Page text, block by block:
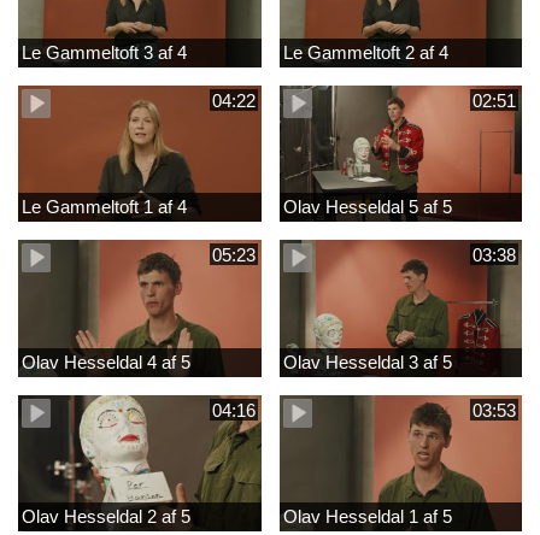
Le Gammeltoft 3 af 4 Le Gammeltoft 2 af 4
04:22
Le Gammeltoft 1 af 4
02:51
Olav Hesseldal 5 af 5
05:23
Olav Hesseldal 4 af 5
03:38
Olav Hesseldal 3 af 5
04:16
Olav Hesseldal 2 af 5
03:53
Olav Hesseldal 1 af 5